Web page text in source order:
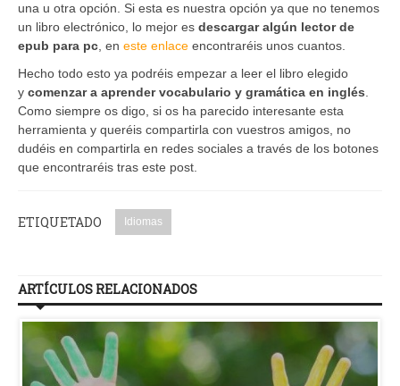
una u otra opción. Si esta es nuestra opción ya que no tenemos
un libro electrónico, lo mejor es descargar algún lector de
epub para pc , en este enlace encontraréis unos cuantos.
Hecho todo esto ya podréis empezar a leer el libro elegido
y comenzar a aprender vocabulario y gramática en inglés
Como siempre os digo, si os ha parecido interesante esta
herramienta y queréis compartirla con vuestros amigos, no
dudéis en compartirla en redes sociales a través de los botones
que encontraréis tras este post.
ETIQUETADO Idiomas
ARTÍCULOS RELACIONADOS